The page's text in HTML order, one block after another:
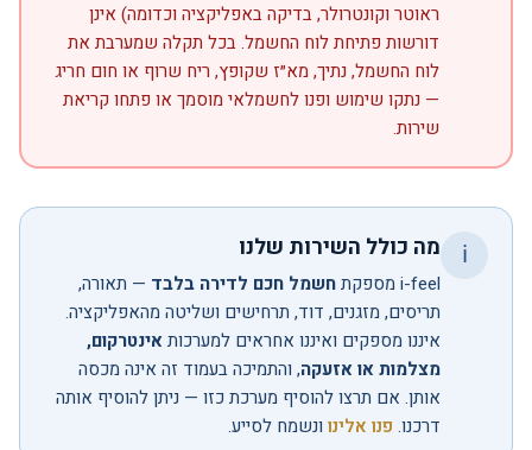
ראוטר וקונטרולר, בדיקה באפליקציה וכדומה) אינן
דורשות פתיחת לוח החשמל. בכל תקלה שמערבת את
לוח החשמל, נתיך, מא״ז שקופץ, ריח שרוף או חום חריג
— נתקו שימוש ופנו לחשמלאי מוסמך או פתחו קריאת
שירות.
ℹ️ מה כולל השירות שלנו
i-feel מספקת חשמל חכם לדירה בלבד — תאורה,
תריסים, מזגנים, דוד, תרחישים ושליטה מהאפליקציה.
איננו מספקים ואיננו אחראים למערכותאינטרקום,
מצלמות או אזעקה, והתמיכה בעמוד זה אינה מכסה
אותן. אם תרצו להוסיף מערכת כזו — ניתן להוסיף אותה
דרכנו. פנו אלינו ונשמח לסייע.